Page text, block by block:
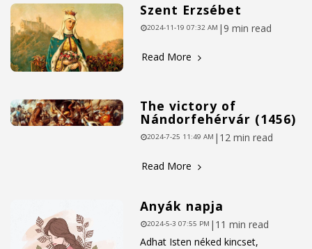
Szent Erzsébet
2024-11-19 07:32 AM | 9 min read
Read More
The victory of
Nándorfehérvár (1456)
2024-7-25 11:49 AM | 12 min read
Read More
Anyák napja
2024-5-3 07:55 PM | 11 min read
Adhat Isten néked kincset,